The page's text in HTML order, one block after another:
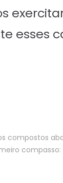
esses
compostos
compasso: